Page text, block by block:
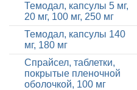
Темодал, капсулы 5 мг,
20 мг, 100 мг, 250 мг
Темодал, капсулы 140
мг, 180 мг
Спрайсел, таблетки,
покрытые пленочной
оболочкой, 100 мг